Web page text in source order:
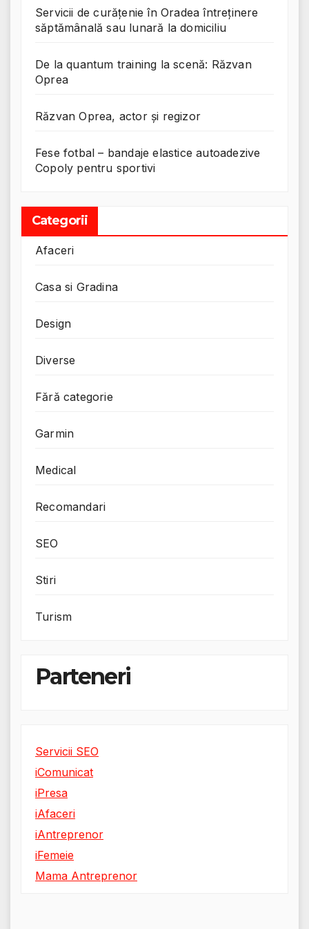
Servicii de curățenie în Oradea întreținere
săptămânală sau lunară la domiciliu
De la quantum training la scenă: Răzvan
Oprea
Răzvan Oprea, actor și regizor
Fese fotbal – bandaje elastice autoadezive
Copoly pentru sportivi
Categorii
Afaceri
Casa si Gradina
Design
Diverse
Fără categorie
Garmin
Medical
Recomandari
SEO
Stiri
Turism
Parteneri
Servicii SEO
iComunicat
iPresa
iAfaceri
iAntreprenor
iFemeie
Mama Antreprenor